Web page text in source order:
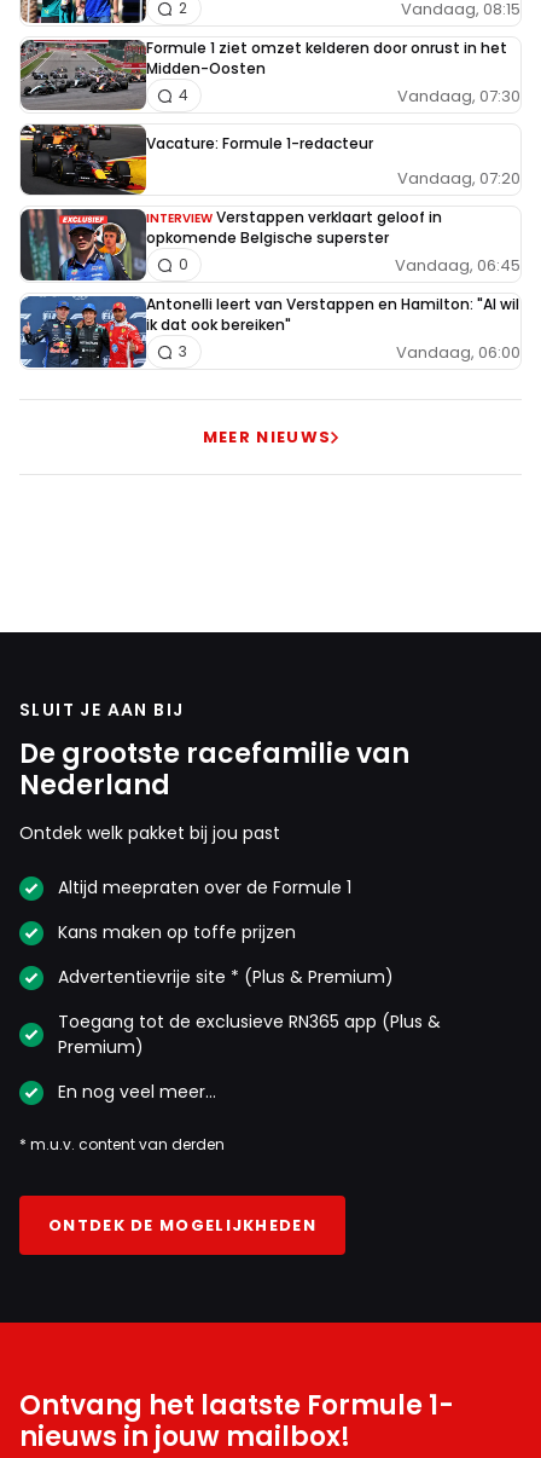
Vandaag, 08:15
2
Formule 1 ziet omzet kelderen door onrust in het
Midden-Oosten
Vandaag, 07:30
4
Vacature: Formule 1-redacteur
Vandaag, 07:20
INTERVIEW Verstappen verklaart geloof in
opkomende Belgische superster
Vandaag, 06:45
0
Antonelli leert van Verstappen en Hamilton: "Al wil
ik dat ook bereiken"
Vandaag, 06:00
3
MEER NIEUWS
SLUIT JE AAN BIJ
De grootste racefamilie van
Nederland
Ontdek welk pakket bij jou past
Altijd meepraten over de Formule 1
Kans maken op toffe prijzen
Advertentievrije site * (Plus & Premium)
Toegang tot de exclusieve RN365 app (Plus &
Premium)
En nog veel meer…
* m.u.v. content van derden
ONTDEK DE MOGELIJKHEDEN
Ontvang het laatste Formule 1-
nieuws in jouw mailbox!